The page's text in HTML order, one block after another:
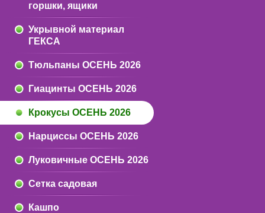
горшки, ящики
Укрывной материал
ГЕКСА
Тюльпаны ОСЕНЬ 2026
Гиацинты ОСЕНЬ 2026
Крокусы ОСЕНЬ 2026
Нарциссы ОСЕНЬ 2026
Луковичные ОСЕНЬ 2026
Сетка садовая
Кашпо